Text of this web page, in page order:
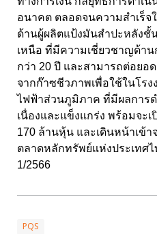
อนาคต ตลอดจนความสำเร็
ด้านผู้ผลิตแป้งมันสำปะหลังชั้
เหนือ ที่มีความเชี่ยวชาญด้า
กว่า 20 ปี และสามารถต่อยอ
จากก๊าซชีวภาพเพื่อใช้ในโร
ไฟฟ้าส่วนภูมิภาค ที่มีผลการด
เนื่องและแข็งแกร่ง พร้อมจะ
170 ล้านหุ้น และเดินหน้าเข้า
ตลาดหลักทรัพย์แห่งประเทศ
1/2566
PQS